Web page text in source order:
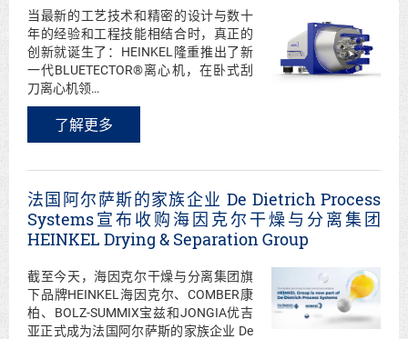
当最新的工艺技术和精密的设计与数十
年的经验和工程技能相结合时，真正的
创新就诞生了：HEINKEL隆重推出了新
一代BLUETECTOR®离心机，在卧式刮
刀离心机领…
了解更多
法国阿尔萨斯的家族企业 De Dietrich Process
Systems宣布收购海因克尔干燥与分离集团
HEINKEL Drying & Separation Group
截至今天，海因克尔干燥与分离集团旗
下品牌HEINKEL海因克尔、COMBER康
柏、BOLZ-SUMMIX宝兹和JONGIA优吉
亚正式成为法国阿尔萨斯的家族企业 De